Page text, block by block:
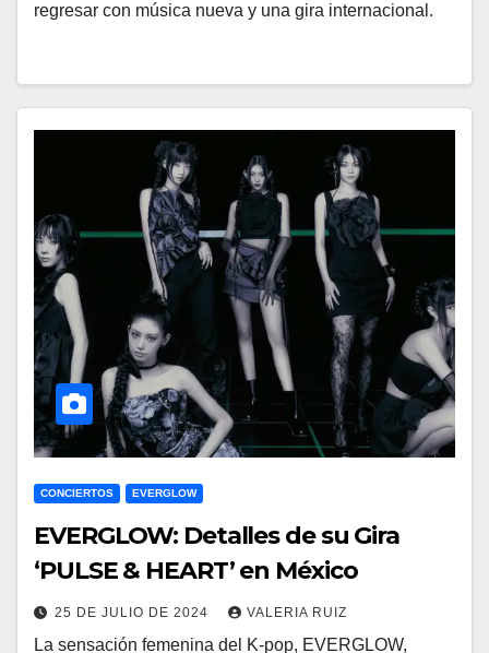
regresar con música nueva y una gira internacional.
CONCIERTOS EVERGLOW
EVERGLOW: Detalles de su Gira
‘PULSE & HEART’ en México
25 DE JULIO DE 2024 VALERIA RUIZ
La sensación femenina del K-pop, EVERGLOW,